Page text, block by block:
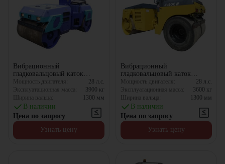
Вибрационный
гладковальцовый каток
Komatsu JV40DW-3
Мощность двигателя: 28 л.с.
Эксплуатационная масса:
3900 кг
Ширина вальца:
1300 мм
В наличии
Цена по запросу
Узнать цену
Вибрационный
гладковальцовый каток
Komatsu JV40CW-3
Мощность двигателя: 28 л.с.
Эксплуатационная масса:
3600 кг
Ширина вальца:
1300 мм
В наличии
Цена по запросу
Узнать цену